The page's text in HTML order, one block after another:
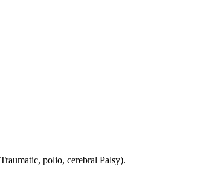
polio, cerebral Palsy).